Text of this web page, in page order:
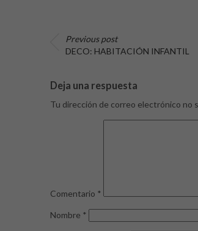
Previous post
DECO: HABITACIÓN INFANTIL
Deja una respuesta
Tu dirección de correo electrónico no
Comentario *
Nombre *